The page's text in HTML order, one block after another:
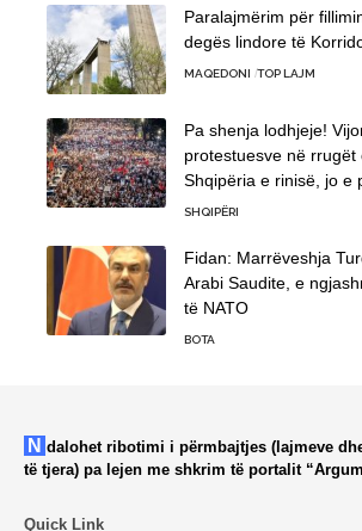
Paralajmërim për
degës lindore të
MAQEDONI TOP LAJM
Pa shenja lodhjeje!
protestuesve në rrugët
Shqipëria e rinisë, jo e
SHQIPËRI
Fidan: Marrëveshja
Arabi Saudite, e
të NATO
BOTA
Ndalohet ribotimi i përmbajtjes (lajmeve dhe të gjitha shkrimeve
të tjera) pa lejen me shkrim të portalit
Quick Link